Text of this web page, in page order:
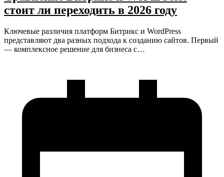
стоит ли переходить в 2026 году
Ключевые различия платформ Битрикс и WordPress
представляют два разных подхода к созданию сайтов. Первый
— комплексное решение для бизнеса с…